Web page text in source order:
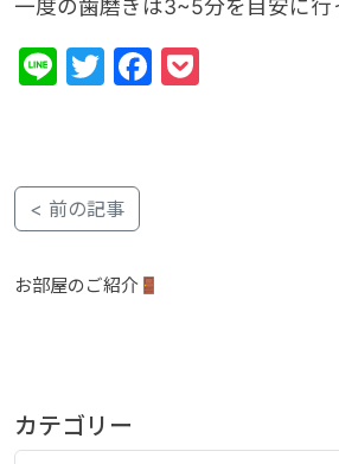
一度の歯磨きは3~5分を目安に行
LineTwitterFacebook
< 前の記事
お部屋のご紹介
カテゴリー